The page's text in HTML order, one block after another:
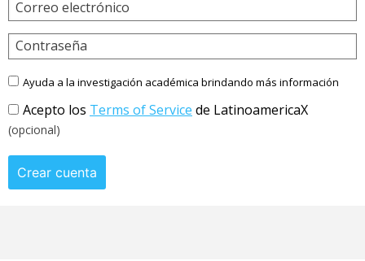
Correo electrónico
Contraseña
Ayuda a la investigación académica brindando más información
Acepto los Terms of Service de LatinoamericaX
(opcional)
Crear cuenta